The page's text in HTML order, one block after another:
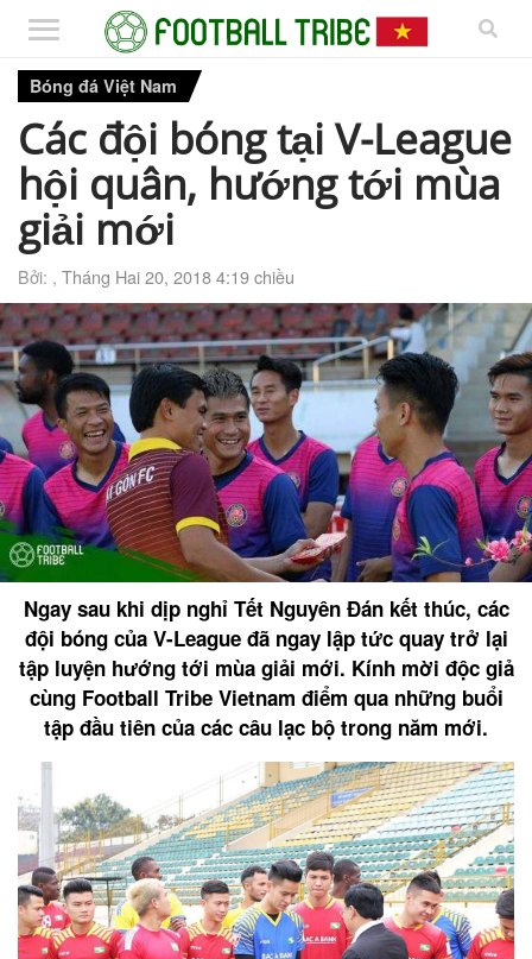
Bóng đá Việt Nam
Các đội bóng tại V-League
hội quân, hướng tới mùa
giải mới
Bởi: , Tháng Hai 20, 2018 4:19 chiều
Ngay sau khi dịp nghỉ Tết Nguyên Đán kết thúc, các
đội bóng của V-League đã ngay lập tức quay trở lại
tập luyện hướng tới mùa giải mới. Kính mời độc giả
cùng Football Tribe Vietnam điểm qua những buổi
tập đầu tiên của các câu lạc bộ trong năm mới.